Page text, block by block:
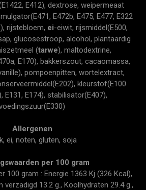
E412), dextrose, weipermeaat
E472b, E475, E477, E322
rijstebloem, ei-eiwit, rijsmiddel(E500,
glucosestroop, alcohol, plantaardig
(tarwe), maltodextrine,
E170), bakkerszout, cacaomassa,
pompoenpitten, wortelextract,
kleurstof(E100
E131, E174), stabilisator(E407),
Allergenen
ei, noten, gluten, soja
per 100 gram
100 gram : Energie 1363 Kj (326 Kcal),
verzadigd 13.2 g., Koolhydraten 29.4 g.,